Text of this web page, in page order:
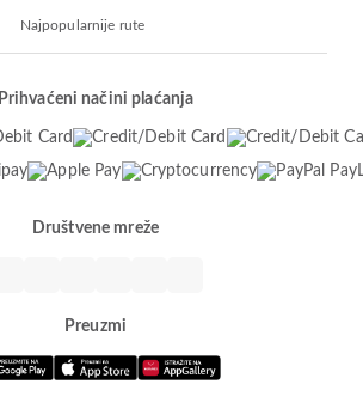
Najpopularnije rute
Prihvaćeni načini plaćanja
Društvene mreže
Preuzmi